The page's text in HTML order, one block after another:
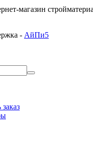
магазин
- АйПи5